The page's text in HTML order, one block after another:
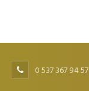
0 537 367 94 57